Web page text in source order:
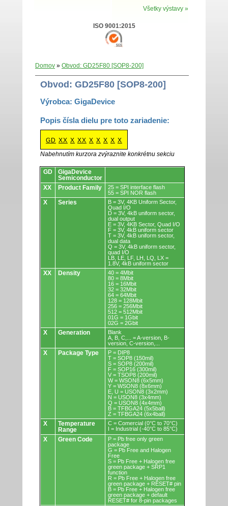
Všetky výstavy »
ISO 9001:2015
Domov » Obvod: GD25F80 [SOP8-200]
Obvod: GD25F80 [SOP8-200]
Výrobca: GigaDevice
Popis čísla dielu pre toto zariadenie:
GD XX X XX X X X X X
Nabehnutím kurzora zvýraznite konkrétnu sekciu
Obvody.
GD
GigaDevice
Semiconductor
XX
Product Family
25 = SPI interface flash
55 = SPI NOR flash
X Series
B = 3V, 4KB Uniform Sector,
Quad I/O
D = 3V, 4kB uniform sector,
dual output
E = 3V, 4KB Sector, Quad I/O
F = 3V, 4kB uniform sector
T = 3V, 4kB uniform sector,
dual data
Q = 3V, 4kB uniform sector,
quad I/O
LB, LE, LF, LH, LQ, LX =
1.8V, 4kB uniform sector
XX Density
40 = 4Mbit
80 = 8Mbit
16 = 16Mbit
32 = 32Mbit
64 = 64Mbit
128 = 128Mbit
256 = 256Mbit
512 = 512Mbit
01G = 1Gbit
02G = 2Gbit
X Generation
Blank
A, B, C,... = A-version, B-
version, C-version,...
X Package Type
P = DIP8
T = SOP8 (150mil)
S = SOP8 (200mil)
F = SOP16 (300mil)
V = TSOP8 (200mil)
W = WSON8 (6x5mm)
Y = WSON8 (8x6mm)
E, U = USON8 (3x2mm)
N = USON8 (3x4mm)
Q = USON8 (4x4mm)
B = TFBGA24 (5x5ball)
Z = TFBGA24 (6x4ball)
X
Temperature
Range
C = Comercial (0°C to 70°C)
I = Industrial (-40°C to 85°C)
X Green Code
P = Pb free only green
package
G = Pb Free and Halogen
Free
S = Pb Free + Halogen free
green package + SRP1
function
R = Pb Free + Halogen free
green package + RESET# pin
B = Pb Free + Halogen free
green package + default
RESET# for 8-pin packages